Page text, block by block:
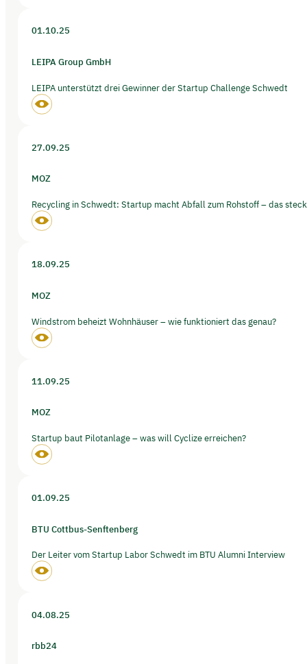
01.10.25
LEIPA Group GmbH
LEIPA unterstützt drei Gewinner der Startup Challenge Schwedt
27.09.25
MOZ
Recycling in Schwedt: Startup macht Abfall zum Rohstoff – das
18.09.25
MOZ
Windstrom beheizt Wohnhäuser – wie funktioniert das genau?
11.09.25
MOZ
Startup baut Pilotanlage – was will Cyclize erreichen?
01.09.25
BTU Cottbus-Senftenberg
Der Leiter vom Startup Labor Schwedt im BTU Alumni Interview
04.08.25
rbb24